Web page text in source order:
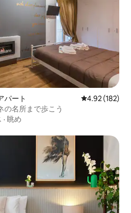
パート レビュー182
4.92 (182)
の名所まで歩こう
· 眺め